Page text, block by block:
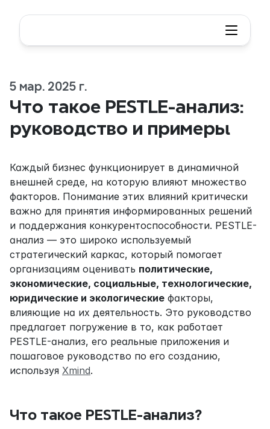
5 мар. 2025 г.
Что такое PESTLE-анализ:
руководство и примеры
Каждый бизнес функционирует в динамичной
внешней среде, на которую влияют множество
факторов. Понимание этих влияний критически
важно для принятия информированных решений
и поддержания конкурентоспособности. PESTLE-
анализ — это широко используемый
стратегический каркас, который помогает
организациям оценивать политические,
экономические, социальные, технологические,
юридические и экологические факторы,
влияющие на их деятельность. Это руководство
предлагает погружение в то, как работает
PESTLE-анализ, его реальные приложения и
пошаговое руководство по его созданию,
используя Xmind.
Что такое PESTLE-анализ?